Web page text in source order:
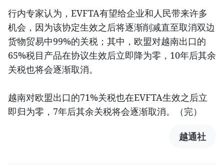
行内专家认为，EVFTA有望给企业和人民带来许多
机会，因为该协定生效之后将逐渐削减直至取消双边
货物贸易中99%的关税；其中，欧盟对越南出口的
65%税目产品在协议生效后立即降为零，10年后其余
关税也将会逐渐取消。
越南对欧盟出口的71%关税也在EVFTA生效之后立
即归为零，7年后其余关税将会逐渐取消。（完）
越通社